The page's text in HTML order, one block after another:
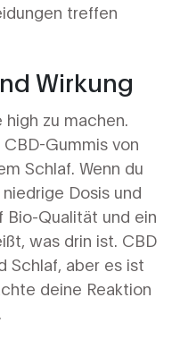
treffen
Wirkung
high zu machen.
Gummis von
Schlaf. Wenn du
Dosis und
Bio-Qualität und ein
was drin ist. CBD
Schlaf, aber es ist
deine Reaktion